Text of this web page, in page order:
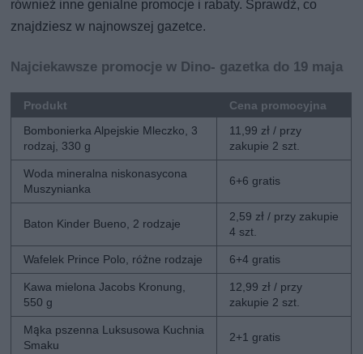
również inne genialne promocje i rabaty. Sprawdź, co
znajdziesz w najnowszej gazetce.
Najciekawsze promocje w Dino- gazetka do 19 maja
Produkt
Cena promocyjna
Bombonierka Alpejskie Mleczko, 3
rodzaj, 330 g
11,99 zł / przy
zakupie 2 szt.
Woda mineralna niskonasycona
Muszynianka
6+6 gratis
Baton Kinder Bueno, 2 rodzaje
2,59 zł / przy zakupie
4 szt.
Wafelek Prince Polo, różne rodzaje 6+4 gratis
Kawa mielona Jacobs Kronung,
550 g
12,99 zł / przy
zakupie 2 szt.
Mąka pszenna Luksusowa Kuchnia
Smaku
2+1 gratis